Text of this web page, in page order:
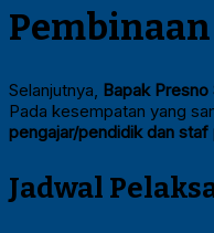
Selanjutnya, Bapak Presno
Pada kesempatan yang
pengajar/pendidik dan staf
Jadwal